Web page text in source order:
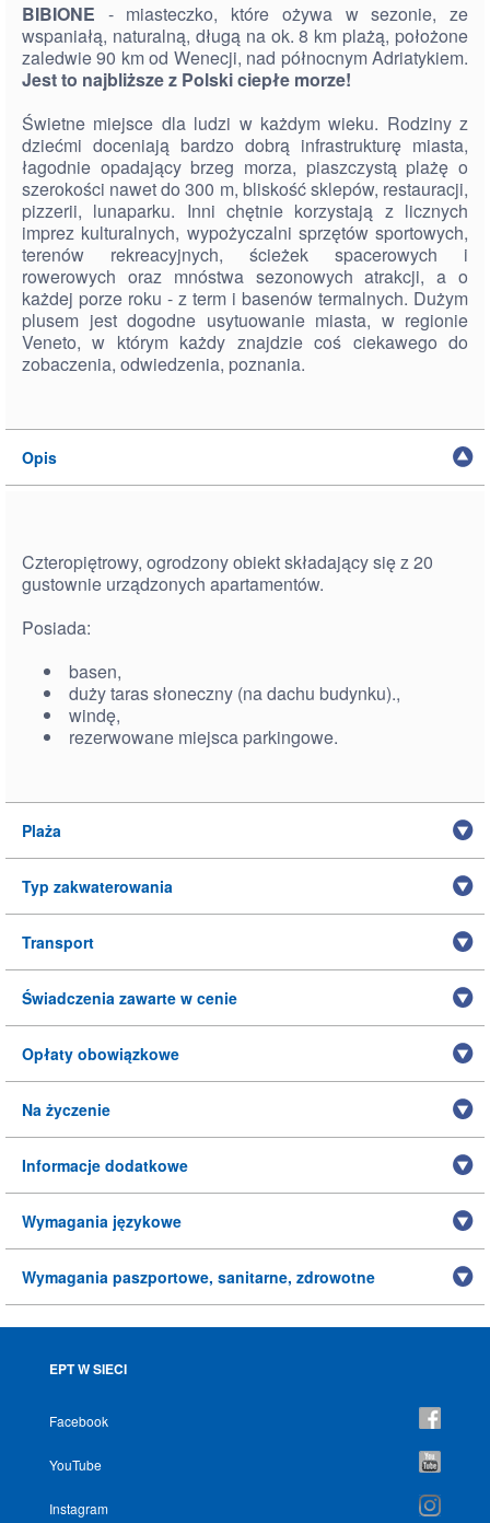
BIBIONE - miasteczko, które ożywa w sezonie, ze
wspaniałą, naturalną, długą na ok. 8 km plażą, położone
zaledwie 90 km od Wenecji, nad północnym Adriatykiem.
Jest to najbliższe z Polski ciepłe morze!
Świetne miejsce dla ludzi w każdym wieku. Rodziny z
dziećmi doceniają bardzo dobrą infrastrukturę miasta,
łagodnie opadający brzeg morza, piaszczystą plażę o
szerokości nawet do 300 m, bliskość sklepów, restauracji,
pizzerii, lunaparku. Inni chętnie korzystają z licznych
imprez kulturalnych, wypożyczalni sprzętów sportowych,
terenów rekreacyjnych, ścieżek spacerowych i
rowerowych oraz mnóstwa sezonowych atrakcji, a o
każdej porze roku - z term i basenów termalnych. Dużym
plusem jest dogodne usytuowanie miasta, w regionie
Veneto, w którym każdy znajdzie coś ciekawego do
zobaczenia, odwiedzenia, poznania.
Opis
Czteropiętrowy, ogrodzony obiekt składający się z 20
gustownie urządzonych apartamentów.
Posiada:
basen,
duży taras słoneczny (na dachu budynku).,
windę,
rezerwowane miejsca parkingowe.
Plaża
Typ zakwaterowania
Transport
Świadczenia zawarte w cenie
Opłaty obowiązkowe
Na życzenie
Informacje dodatkowe
Wymagania językowe
Wymagania paszportowe, sanitarne, zdrowotne
EPT W SIECI
Facebook
YouTube
Instagram